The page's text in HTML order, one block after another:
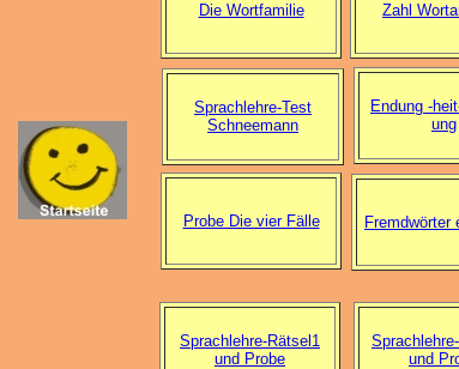
Die Wortfamilie
Sprachlehre-Test
Schneemann
Probe Die vier Fälle
Sprachlehre-Rätsel1
und Probe
Zahl
Endung -
ung
Fremdwörter
und